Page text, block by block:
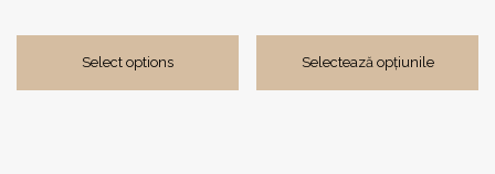
Select options Selectează opțiunile